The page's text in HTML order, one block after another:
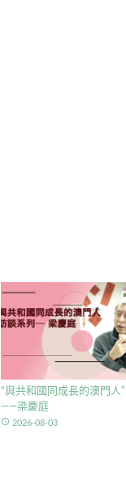
“與共和國同成長的澳門人”
——梁慶庭
access_time 2026-08-03